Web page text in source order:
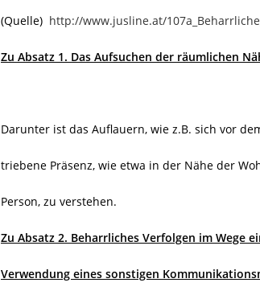
(Quelle) http://www.jusline.at/
Zu Absatz 1. Das Aufsuchen der räumlichen
Darunter ist das Auflauern, wie z.B. sich vor
triebene Präsenz, wie etwa in der Nähe der
Person, zu verstehen.
Zu Absatz 2. Beharrliches Verfolgen im Wege
Verwendung eines sonstigen